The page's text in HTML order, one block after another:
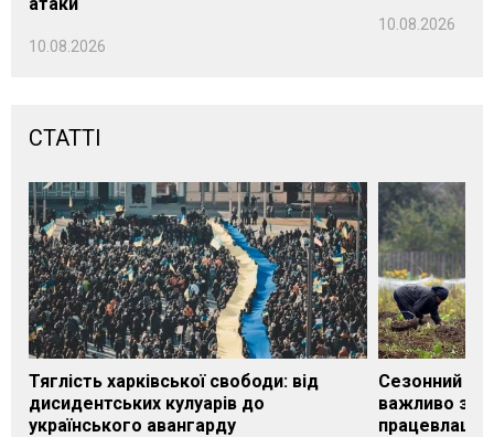
10.08.2026
10.08.2026
СТАТТІ
Тяглість харківської свободи: від
дисидентських кулуарів до
українського авангарду
Сезонний
важливо